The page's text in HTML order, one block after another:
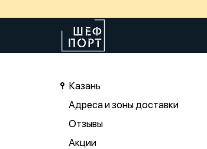
Казань
Адреса и зоны доставки
Отзывы
Акции